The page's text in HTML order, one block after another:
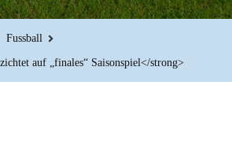
Fussball
auf „finales“ Saisonspiel</strong>